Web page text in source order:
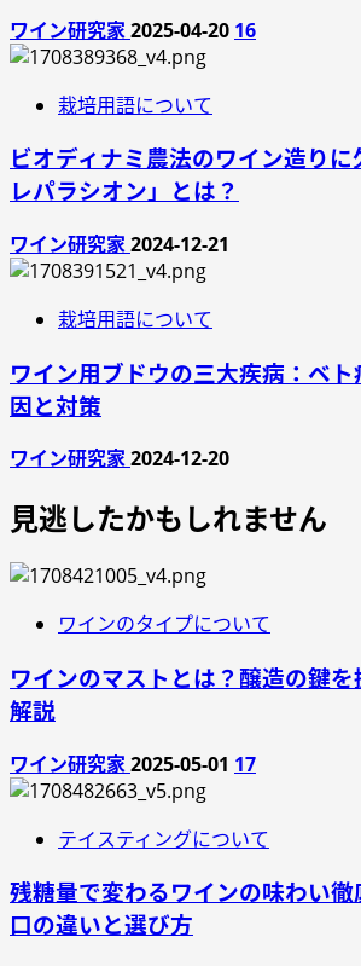
ワイン研究家2025-04-20 16
栽培用語について
ビオディナミ農法のワイン造り
レパラシオン」とは？
ワイン研究家2024-12-21
栽培用語について
ワイン用ブドウの三大疾病：ベト
因と対策
ワイン研究家2024-12-20
見逃したかもしれません
ワインのタイプについて
ワインのマストとは？醸造の鍵
解説
ワイン研究家2025-05-01 17
テイスティングについて
残糖量で変わるワインの味わい徹
口の違いと選び方